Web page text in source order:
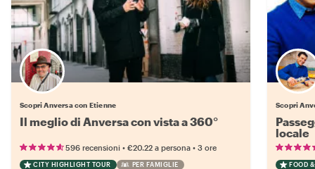
Scopri Anversa con Etienne
Il meglio di Anversa con vista a 360°
596 recensioni • €20.22 a persona • 3 ore
CITY HIGHLIGHT TOUR PER FAMIGLIE
Scopri
locale
FOOD